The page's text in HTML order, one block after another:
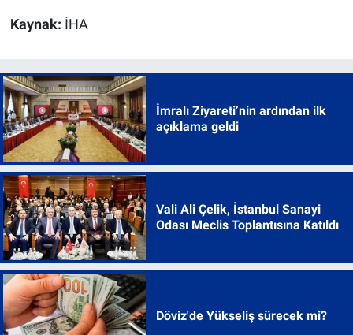
Kaynak: İHA
İmralı Ziyareti’nin ardından ilk
açıklama geldi
Vali Ali Çelik, İstanbul Sanayi
Odası Meclis Toplantısına Katıldı
Döviz'de Yükseliş sürecek mi?